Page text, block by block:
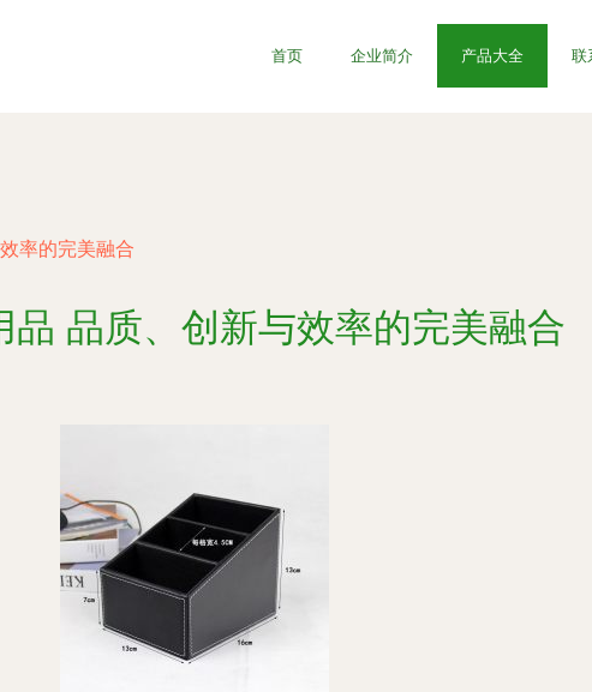
首页 企业简介 产品大全 联
率的完美融合
品 品质、创新与效率的完美融合